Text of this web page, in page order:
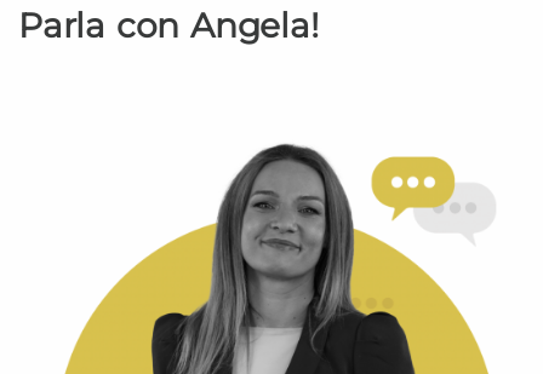
Parla con Angela!